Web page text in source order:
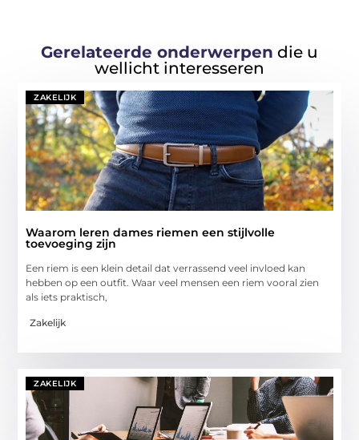
Gerelateerde onderwerpen die u
wellicht interesseren
ZAKELIJK
Waarom leren dames riemen een stijlvolle
toevoeging zijn
Een riem is een klein detail dat verrassend veel invloed kan
hebben op een outfit. Waar veel mensen een riem vooral zien
als iets praktisch,
Zakelijk
ZAKELIJK